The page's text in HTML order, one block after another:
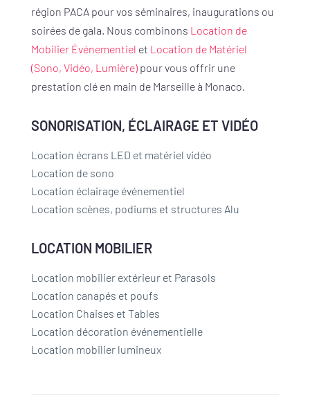
région PACA pour vos séminaires, inaugurations ou
soirées de gala. Nous combinons Location de
Mobilier Événementiel et Location de Matériel
(Sono, Vidéo, Lumière)pour vous offrir une
prestation clé en main de Marseille à Monaco.
SONORISATION, ÉCLAIRAGE ET VIDÉO
Location écrans LED et matériel vidéo
Location de sono
Location éclairage événementiel
Location scènes, podiums et structures Alu
LOCATION MOBILIER
Location mobilier extérieur et Parasols
Location canapés et poufs
Location Chaises et Tables
Location décoration événementielle
Location mobilier lumineux